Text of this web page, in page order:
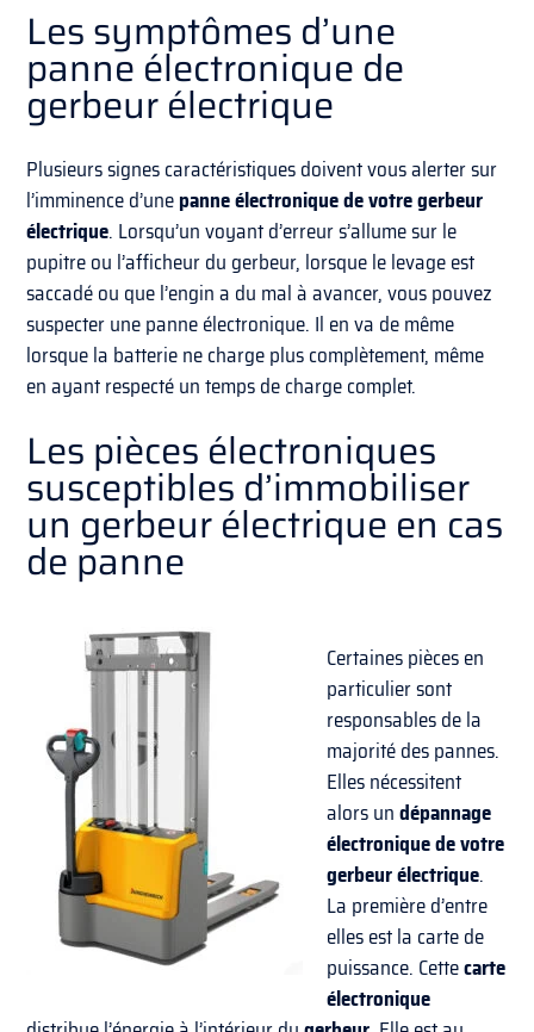
Les symptômes d’une
panne électronique de
gerbeur électrique
Plusieurs signes caractéristiques doivent vous alerter sur
l’imminence d’unepanne électronique de votre gerbeur
électrique. Lorsqu’un voyant d’erreur s’allume sur le
pupitre ou l’afficheur du gerbeur, lorsque le levage est
saccadé ou que l’engin a du mal à avancer, vous pouvez
suspecter une panne électronique. Il en va de même
lorsque la batterie ne charge plus complètement, même
en ayant respecté un temps de charge complet.
Les pièces électroniques
susceptibles d’immobiliser
un gerbeur électrique en cas
de panne
Certaines pièces en
particulier sont
responsables de la
majorité des pannes.
Elles nécessitent
alors undépannage
électronique de votre
gerbeur électrique.
La première d’entre
elles est la carte de
puissance. Cettecarte
électronique